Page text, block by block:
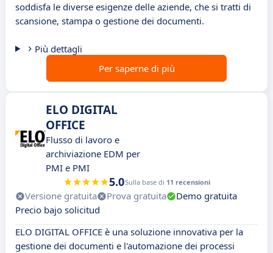
soddisfa le diverse esigenze delle aziende, che si tratti di
scansione, stampa o gestione dei documenti.
Più dettagli
Per saperne di più
ELO DIGITAL
OFFICE
Flusso di lavoro e
archiviazione EDM per
PMI e PMI
5.0Sulla base di 11 recensioni
Versione gratuita Prova gratuita
Demo gratuita
Precio bajo solicitud
ELO DIGITAL OFFICE è una soluzione innovativa per la
gestione dei documenti e l'automazione dei processi